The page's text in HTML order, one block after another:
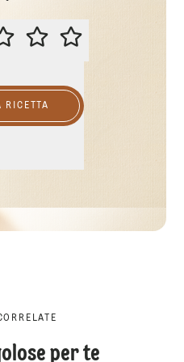
VALUTA QUESTA RICETTA
RICETTA
per te